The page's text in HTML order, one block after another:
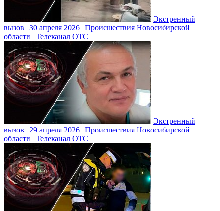
Экстренный
вызов | 30 апреля 2026 | Происшествия Новосибирской
области | Телеканал ОТС
Экстренный
вызов | 29 апреля 2026 | Происшествия Новосибирской
области | Телеканал ОТС